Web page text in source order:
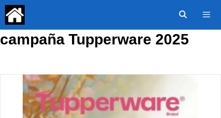
Saltar
contenido
campaña Tupperware 2025